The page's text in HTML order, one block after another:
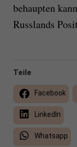
behaupten
Russlands
Teile
Facebook
LinkedIn
Whatsapp